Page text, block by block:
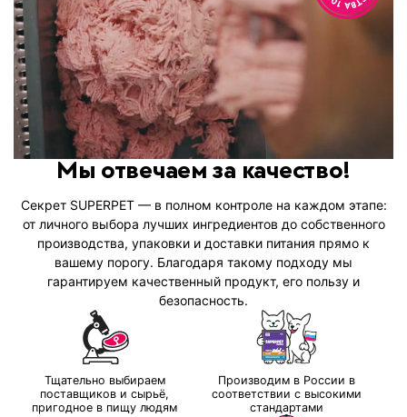
Мы отвечаем за качество!
Секрет SUPERPET — в полном контроле на каждом этапе:
от личного выбора лучших ингредиентов до собственного
производства, упаковки и доставки питания прямо к
вашему порогу. Благодаря такому подходу мы
гарантируем качественный продукт, его пользу и
безопасность.
Тщательно выбираем
поставщиков и сырьё,
пригодное в пищу людям
Производим в России в
соответствии с высокими
стандартами